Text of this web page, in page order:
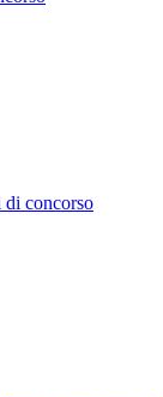
di concorso